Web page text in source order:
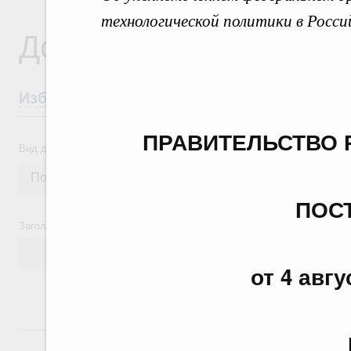
технологической политики в
от 4
Документы
Избранные документы со справками к
Вид документа
Заголовок или текст документа